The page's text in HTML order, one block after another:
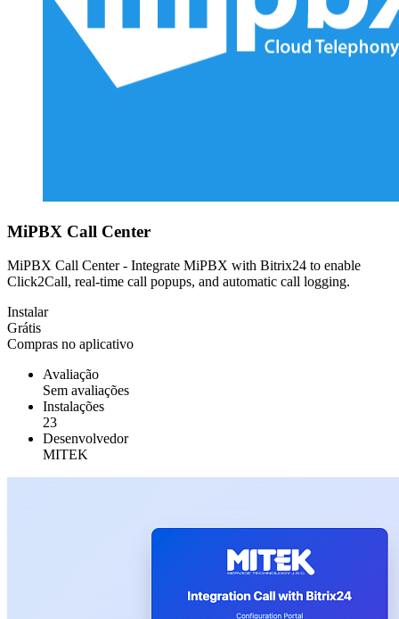
MiPBX Call Center
MiPBX Call Center - Integrate MiPBX with Bitrix24 to enable
Click2Call, real-time call popups, and automatic call logging.
Instalar
Grátis
Compras no aplicativo
Avaliação
Sem avaliações
Instalações
23
Desenvolvedor
MITEK